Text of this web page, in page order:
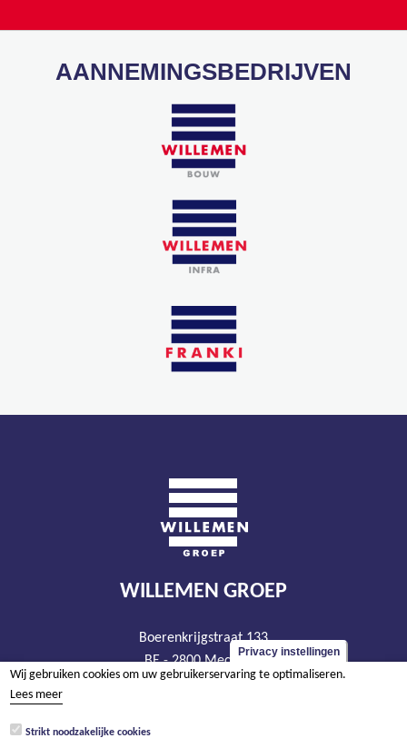
AANNEMINGSBEDRIJVEN
WILLEMEN GROEP
Boerenkrijgstraat 133
BE - 2800 Mechelen
tel +32 15 569 965
Privacy instellingen
Wij gebruiken cookies om uw gebruikerservaring te optimaliseren.
Lees meer
Strikt noodzakelijke cookies